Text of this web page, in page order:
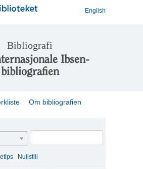
English
Bibliografi
Ibsen-
bibliografien
Om bibliografien
Nullstill